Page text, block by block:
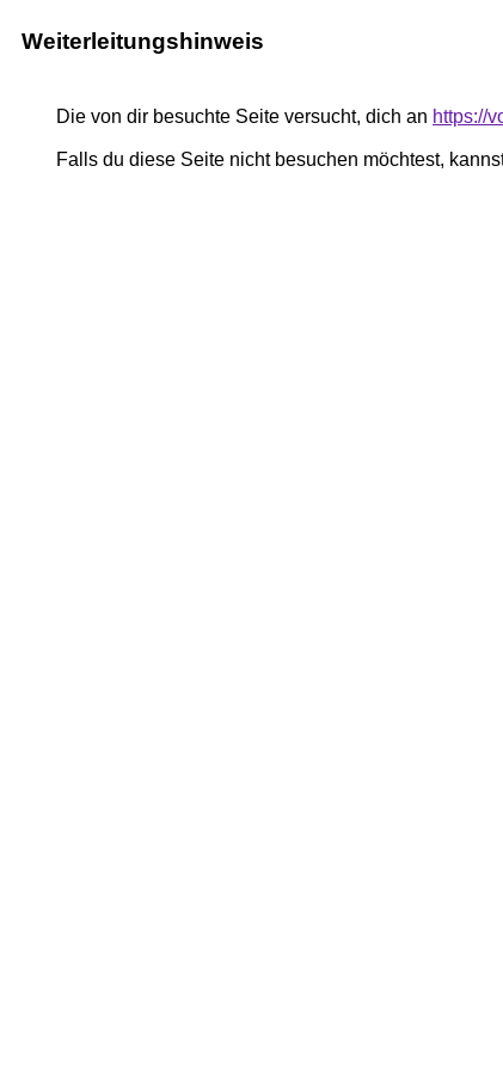
Weiterleitungshinweis
Die von dir besuchte Seite versucht, dich an https://
Falls du diese Seite nicht besuchen möchtest,